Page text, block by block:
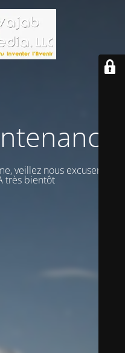
veillez nous excuser vour
très bientôt